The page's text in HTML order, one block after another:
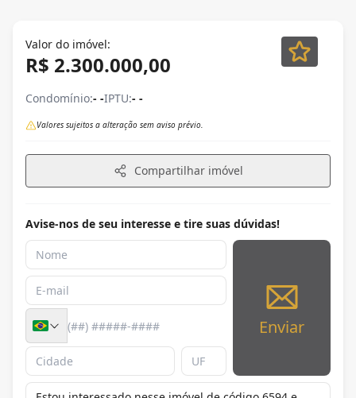
Valor do imóvel:
R$ 2.300.000,00
Condomínio:- -IPTU:- -
Valores sujeitos a alteração sem aviso prévio.
Compartilhar imóvel
Avise-nos de seu interesse e tire suas dúvidas!
Enviar